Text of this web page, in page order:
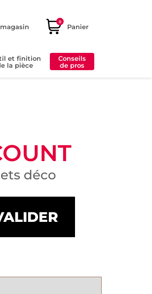
0
Panier
et finition
la pièce
Conseils
de pros
déco